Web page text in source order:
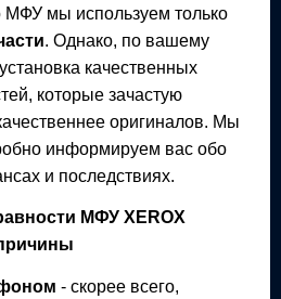
МФУмы используем только
. Однако, по вашему
качественных
которые зачастую
оригиналов. Мы
информируем вас обо
и последствиях.
МФУ XEROX
- скорее всего,